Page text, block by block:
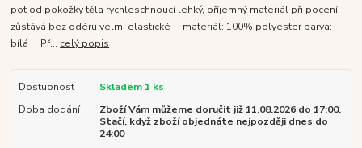
pot od pokožky těla rychleschnoucí lehký, příjemný materiál při pocení
zůstává bez odéru velmi elastické materiál: 100% polyester barva:
bílá Př... celý popis
Dostupnost
Skladem 1 ks
Doba dodání
Zboží Vám můžeme doručit již 11.08.2026 do 17:00.
Stačí, když zboží objednáte nejpozději dnes do
24:00